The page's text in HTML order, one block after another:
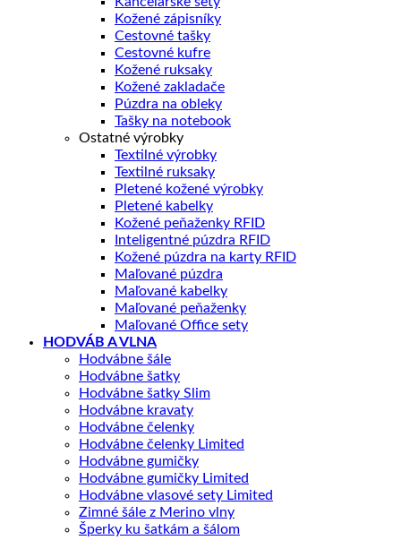
Kožené zápisníky
Cestovné tašky
Cestovné kufre
Kožené ruksaky
Kožené zakladače
Púzdra na obleky
Tašky na notebook
Ostatné výrobky
Textilné výrobky
Textilné ruksaky
Pletené kožené výrobky
Pletené kabelky
Kožené peňaženky RFID
Inteligentné púzdra RFID
Kožené púzdra na karty RFID
Maľované púzdra
Maľované kabelky
Maľované peňaženky
Maľované Office sety
HODVÁB A VLNA
Hodvábne šále
Hodvábne šatky
Hodvábne šatky Slim
Hodvábne kravaty
Hodvábne čelenky
Hodvábne čelenky Limited
Hodvábne gumičky
Hodvábne gumičky Limited
Hodvábne vlasové sety Limited
Zimné šále z Merino vlny
Šperky ku šatkám a šálom